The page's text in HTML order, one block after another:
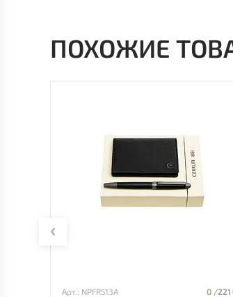
ПОХОЖИЕ
Арт.: NPFR513A 0 /221